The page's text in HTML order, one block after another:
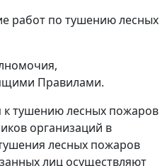
работ по тушению лесных
Правилами.
к тушению лесных пожаров
организаций в
лесных пожаров
лиц осуществляют